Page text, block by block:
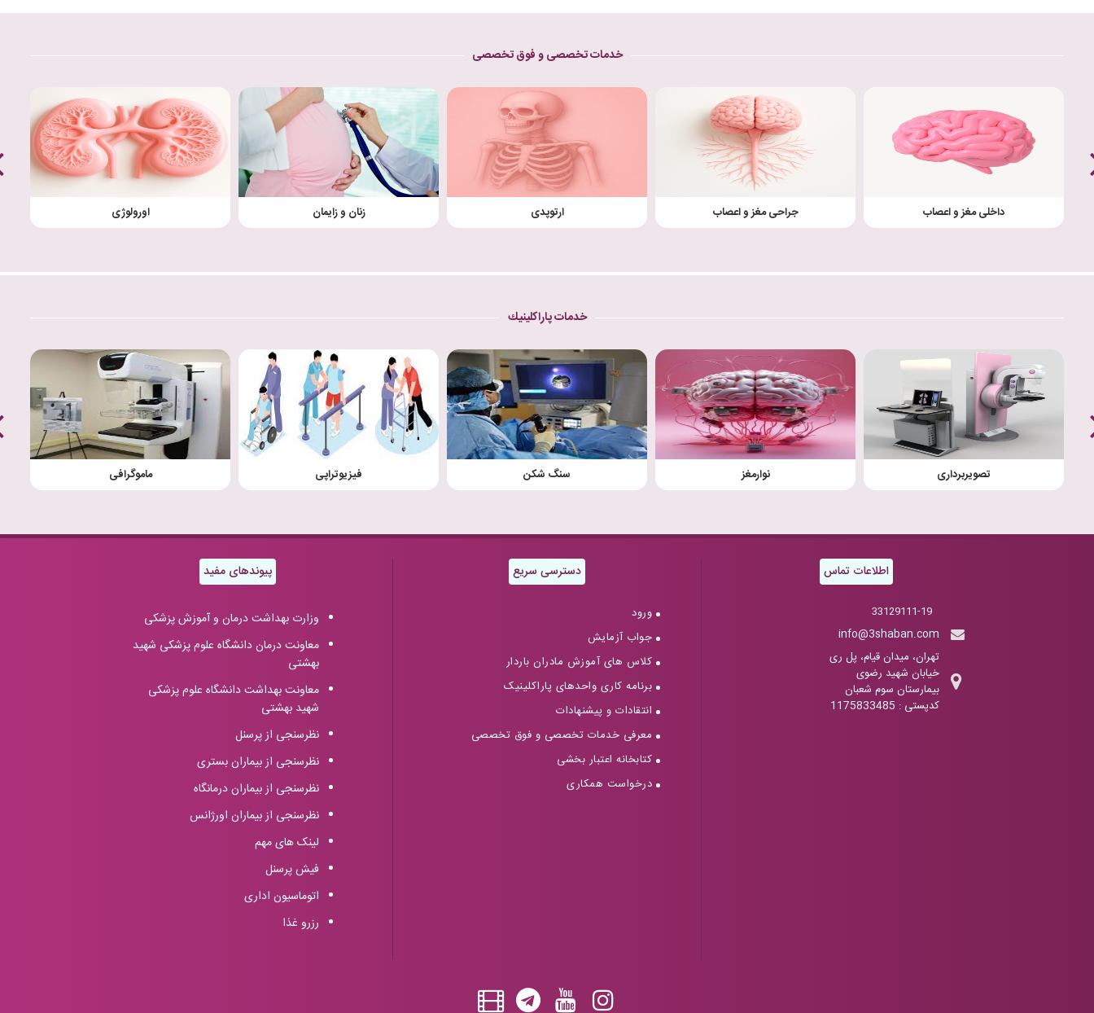
خدمات تخصصی و فوق تخصصی
داخلی مغز و اعصاب جراحی مغز و اعصاب ارتوپدی زنان و زایمان اورولوژی
خدمات پاراكلينيك
تصویربرداری نوارمغز سنگ شکن فیزیوتراپی ماموگرافی
اطلاعات تماس
33129111-19
info@3shaban.com
تهران، میدان قیام، پل ری
خیابان شهید رضوی
بیمارستان سوم شعبان
کدپستی : 1175833485
دسترسی سریع
ورود
جواب آزمایش
کلاس های آموزش مادران باردار
برنامه کاری واحدهای پاراکلینیک
انتقادات و پیشنهادات
معرفی خدمات تخصصی و فوق تخصصی
کتابخانه اعتبار بخشی
درخواست همکاری
پیوندهای مفید
وزارت بهداشت درمان و آموزش پزشکی
معاونت درمان دانشگاه علوم پزشکی شهید
بهشتی
معاونت بهداشت دانشگاه علوم پزشکی
شهید بهشتی
نظرسنجی از پرسنل
نظرسنجی از بیماران بستری
نظرسنجی از بیماران درمانگاه
نظرسنجی از بیماران اورژانس
لینک های مهم
فیش پرسنل
اتوماسیون اداری
رزرو غذا